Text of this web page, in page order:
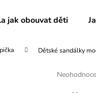
jak obouvat děti
Dětské sandálky
Průměrné